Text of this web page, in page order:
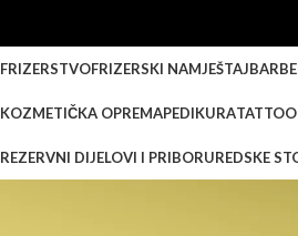
FRIZERSTVOFRIZERSKI NAMJEŠTAJ
KOZMETIČKA OPREMAPEDIKURA
REZERVNI DIJELOVI I PRIBORUREDSKE